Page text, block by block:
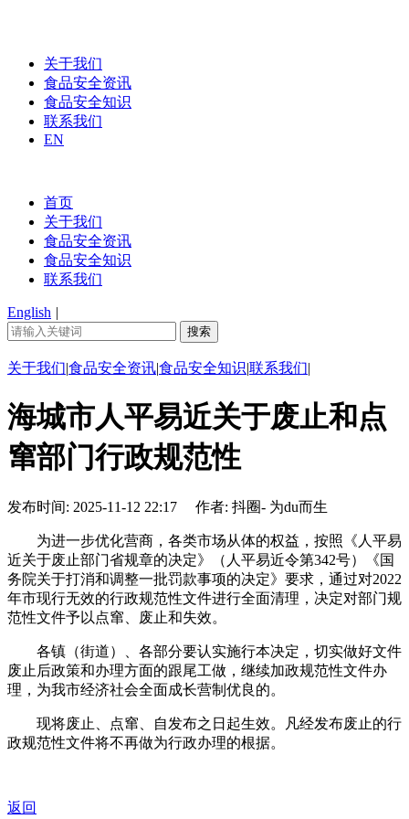
关于我们
食品安全资讯
食品安全知识
联系我们
EN
首页
关于我们
食品安全资讯
食品安全知识
联系我们
English |
关于我们|食品安全资讯|食品安全知识|联系我们|
海城市人平易近关于废止和点
窜部门行政规范性
发布时间: 2025-11-12 22:17 作者: 抖圈- 为du而生
为进一步优化营商，各类市场从体的权益，按照《人平易
近关于废止部门省规章的决定》（人平易近令第342号）《国
务院关于打消和调整一批罚款事项的决定》要求，通过对2022
年市现行无效的行政规范性文件进行全面清理，决定对部门规
范性文件予以点窜、废止和失效。
各镇（街道）、各部分要认实施行本决定，切实做好文件
废止后政策和办理方面的跟尾工做，继续加政规范性文件办
理，为我市经济社会全面成长营制优良的。
现将废止、点窜、自发布之日起生效。凡经发布废止的行
政规范性文件将不再做为行政办理的根据。
返回